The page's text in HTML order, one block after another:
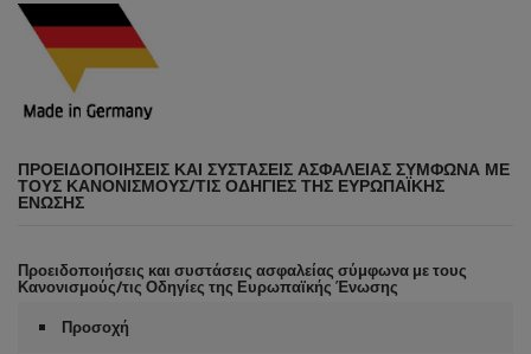
ΠΡΟΕΙΔΟΠΟΙΉΣΕΙΣ ΚΑΙ ΣΥΣΤΆΣΕΙΣ ΑΣΦΑΛΕΊΑΣ ΣΎΜΦΩΝΑ ΜΕ
ΤΟΥΣ ΚΑΝΟΝΙΣΜΟΎΣ/ΤΙΣ ΟΔΗΓΊΕΣ ΤΗΣ ΕΥΡΩΠΑΪΚΉΣ
ΈΝΩΣΗΣ
Προειδοποιήσεις και συστάσεις ασφαλείας σύμφωνα με τους
Κανονισμούς/τις Οδηγίες της Ευρωπαϊκής Ένωσης
Προσοχή